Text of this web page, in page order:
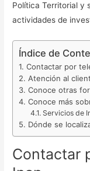
Política Territorial y
actividades de
Índice de
Contactar por
Atención al
Conoce otras
Conoce más
Servicios de
Dónde se
Contactar